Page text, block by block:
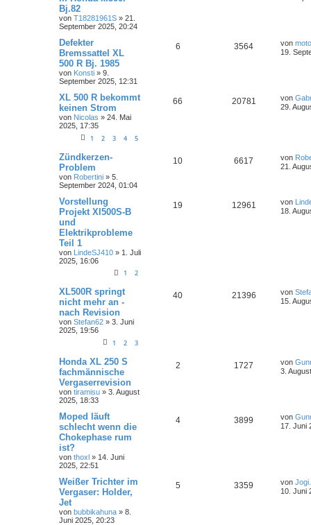
Bj.82
von T18281961S » 21.
September 2025, 20:24
Defekter
Bremssattel XL
500 R Bj. 1985
von Konsti » 9.
September 2025, 12:31
6 3564 von
19.
XL 500 R bekommt
keinen Strom
von Nicolas » 24. Mai
2025, 17:35
1 2 3 4 5
66 20781 von
29.
Zündkerzen-
Problem
von Robertini » 5.
September 2024, 01:04
10 6617 von
21.
Vorstellung
Projekt Xl500S-B
und
Elektrikprobleme
Teil 1
von LindeSJ410 » 1. Juli
2025, 16:06
1 2
19 12961 von
18.
XL500R springt
nicht mehr an -
nach Revision
von Stefan62 » 3. Juni
2025, 19:56
1 2 3
40 21396 von
15.
Honda XL 250 S
fachmännische
Vergaserrevision
von tiramisu » 3. August
2025, 18:33
2 1727 von
3.
Moped läuft
schlecht wenn die
Chokephase rum
ist?
von thoxl » 14. Juni
2025, 22:51
4 3899 von
17. Juni
Weißer Trichter im
Vergaser: Holder,
Jet
von bubbikahuna » 8.
Juni 2025, 20:23
5 3359 von
10. Juni